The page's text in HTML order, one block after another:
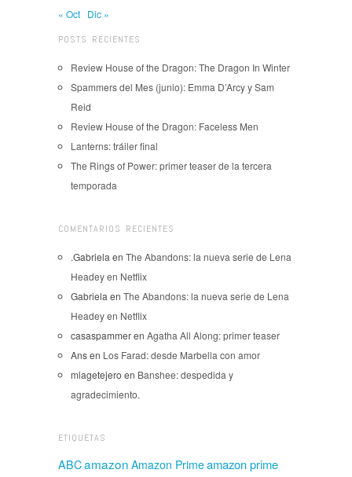
« Oct Dic »
POSTS RECIENTES
Review House of the Dragon: The Dragon In Winter
Spammers del Mes (junio): Emma D’Arcy y Sam
Reid
Review House of the Dragon: Faceless Men
Lanterns: tráiler final
The Rings of Power: primer teaser de la tercera
temporada
COMENTARIOS RECIENTES
.Gabriela en The Abandons: la nueva serie de Lena
Headey en Netflix
Gabriela en The Abandons: la nueva serie de Lena
Headey en Netflix
casaspammeren Agatha All Along: primer teaser
Ansen Los Farad: desde Marbella con amor
mlagetejero en Banshee: despedida y
agradecimiento.
ETIQUETAS
ABCamazon Amazon Primeamazon prime